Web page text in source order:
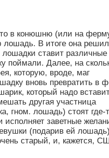
то в конюшню (или на
лошадь. В итоге она
лошадки ставит различные
поймали. Далее, на
которую, вроде, маг
вновь превратить в
который надо
другая участница
гном. лошадь) стоят где-
заветные
(подарив ей
старый, и, кажется,